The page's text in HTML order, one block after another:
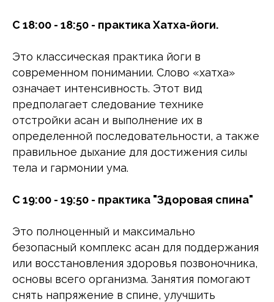
С 18:00 - 18:50 - практика Хатха-йоги.
Это классическая практика йоги в
современном понимании. Слово «хатха»
означает интенсивность. Этот вид
предполагает следование технике
отстройки асан и выполнение их в
определенной последовательности, а также
правильное дыхание для достижения силы
тела и гармонии ума.
С 19:00 - 19:50 - практика "Здоровая спина"
Это полноценный и максимально
безопасный комплекс асан для поддержания
или восстановления здоровья позвоночника,
основы всего организма. Занятия помогают
снять напряжение в спине, улучшить